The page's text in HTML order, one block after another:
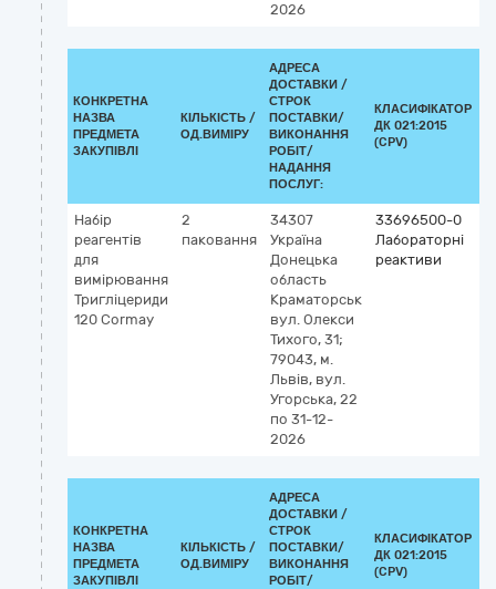
2026
КОНКРЕТНА
НАЗВА
ПРЕДМЕТА
ЗАКУПІВЛІ
КІЛЬКІСТЬ /
ОД.ВИМІРУ
АДРЕСА
ДОСТАВКИ /
СТРОК
ПОСТАВКИ/
ВИКОНАННЯ
РОБІТ/
НАДАННЯ
ПОСЛУГ:
КЛАСИФІКАТОР
ДК 021:2015
(CPV)
Набір
реагентів
для
вимірювання
Тригліцериди
120 Cormay
2
паковання
34307
Україна
Донецька
область
Краматорськ
вул. Олекси
Тихого, 31;
79043, м.
Львів, вул.
Угорська, 22
по 31-12-
2026
33696500-0
Лабораторні
реактиви
КОНКРЕТНА
НАЗВА
ПРЕДМЕТА
ЗАКУПІВЛІ
КІЛЬКІСТЬ /
ОД.ВИМІРУ
АДРЕСА
ДОСТАВКИ /
СТРОК
ПОСТАВКИ/
ВИКОНАННЯ
РОБІТ/
КЛАСИФІКАТОР
ДК 021:2015
(CPV)